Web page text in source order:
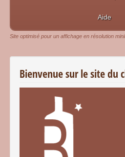
Aide
Site optimisé pour un affichage en résolution
Bienvenue sur le site du